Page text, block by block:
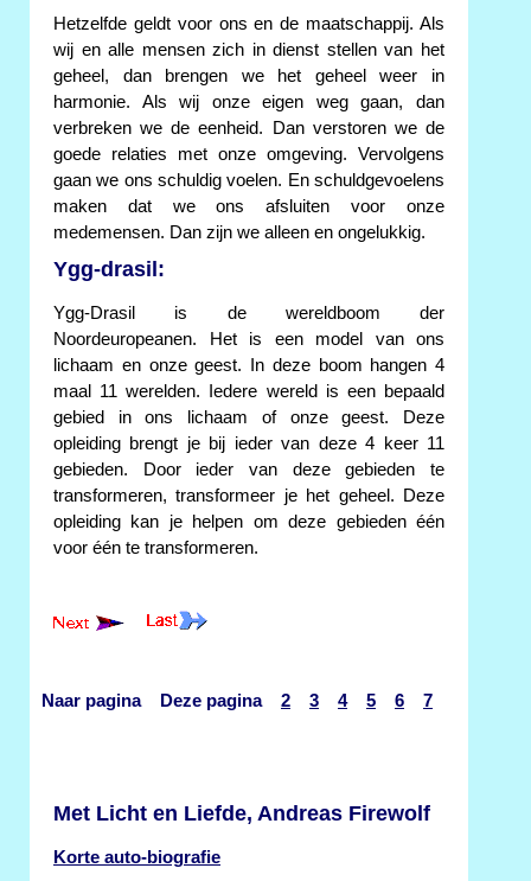
Hetzelfde geldt voor ons en de maatschappij. Als
wij en alle mensen zich in dienst stellen van het
geheel, dan brengen we het geheel weer in
harmonie. Als wij onze eigen weg gaan, dan
verbreken we de eenheid. Dan verstoren we de
goede relaties met onze omgeving. Vervolgens
gaan we ons schuldig voelen. En schuldgevoelens
maken dat we ons afsluiten voor onze
medemensen. Dan zijn we alleen en ongelukkig.
Ygg-drasil:
Ygg-Drasil is de wereldboom der
Noordeuropeanen. Het is een model van ons
lichaam en onze geest. In deze boom hangen 4
maal 11 werelden. Iedere wereld is een bepaald
gebied in ons lichaam of onze geest. Deze
opleiding brengt je bij ieder van deze 4 keer 11
gebieden. Door ieder van deze gebieden te
transformeren, transformeer je het geheel. Deze
opleiding kan je helpen om deze gebieden één
voor één te transformeren.
Naar pagina Deze pagina 2 3 4 5 6 7
Met Licht en Liefde, Andreas Firewolf
Korte auto-biografie